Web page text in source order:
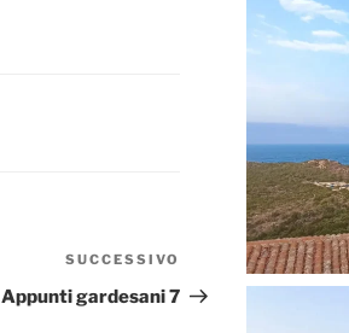
Articolo
successivo
SUCCESSIVO
Appunti gardesani 7